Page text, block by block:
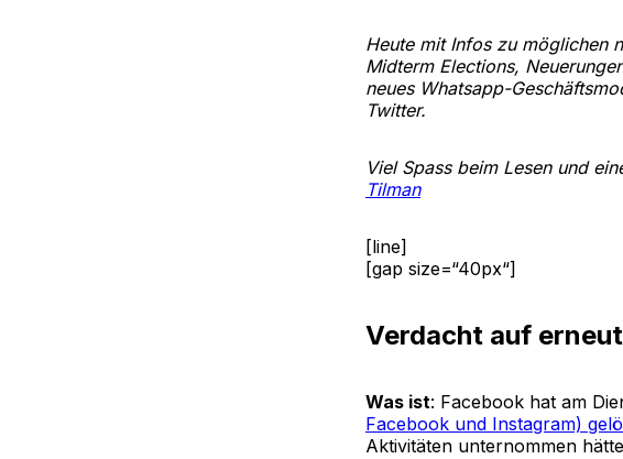
Heute mit Infos zu möglichen
Midterm Elections,
neues Whatsapp-
Twitter.
Viel Spass beim Lesen und
Tilman
[line]
[gap size=“40px“]
Verdacht auf
Was ist: Facebook hat am
Facebook und Instagram)
Aktivitäten unternommen